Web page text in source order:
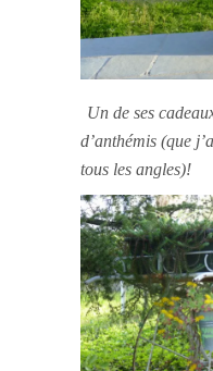
Un de ses
d’anthémis (que
tous les angles)!